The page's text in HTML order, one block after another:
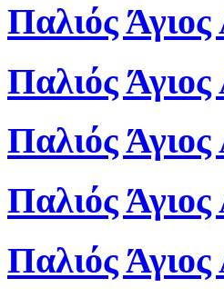
Παλιός
Παλιός
Παλιός
Παλιός
Παλιός